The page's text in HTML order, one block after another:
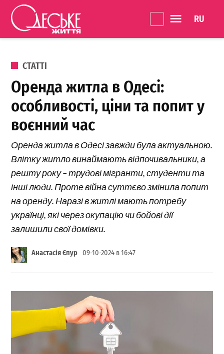
Перейти до вмісту
Життя
ОПУБЛІКОВАНО В
СТАТТІ
Оренда житла в Одесі:
особливості, ціни та попит у
воєнний час
Оренда житла в Одесі завжди була актуальною.
Влітку житло винаймають відпочивальники, а
решту року – трудові мігранти, студенти та
інші люди. Проте війна суттєво змінила попит
на оренду. Наразі в житлі мають потребу
українці, які через окупацію чи бойові дії
залишили свої домівки.
Анастасія Єпур 09-10-2024 в 16:47